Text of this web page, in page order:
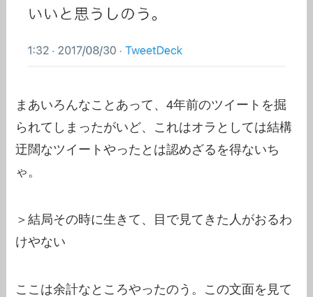
まあいろんなことあって、4年前のツイートを掘
られてしまったがいど、これはオラとしては結構
迂闊なツイートやったとは認めざるを得ないち
ゃ。
＞結局その時に生きて、目で見てきた人がおるわ
けやない
ここは余計なところやったのう。この文面を見て